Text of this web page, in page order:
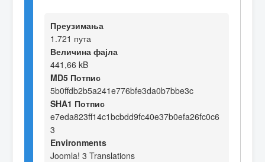
Преузимања
1.721 пута
Величина фајла
441,66 kB
MD5 Потпис
5b0ffdb2b5a241e776bfe3da0b7bbe3c
SHA1 Потпис
e7eda823ff14c1bcbdd9fc40e37b0efa26fc0c6
3
Environments
Joomla! 3 Translations